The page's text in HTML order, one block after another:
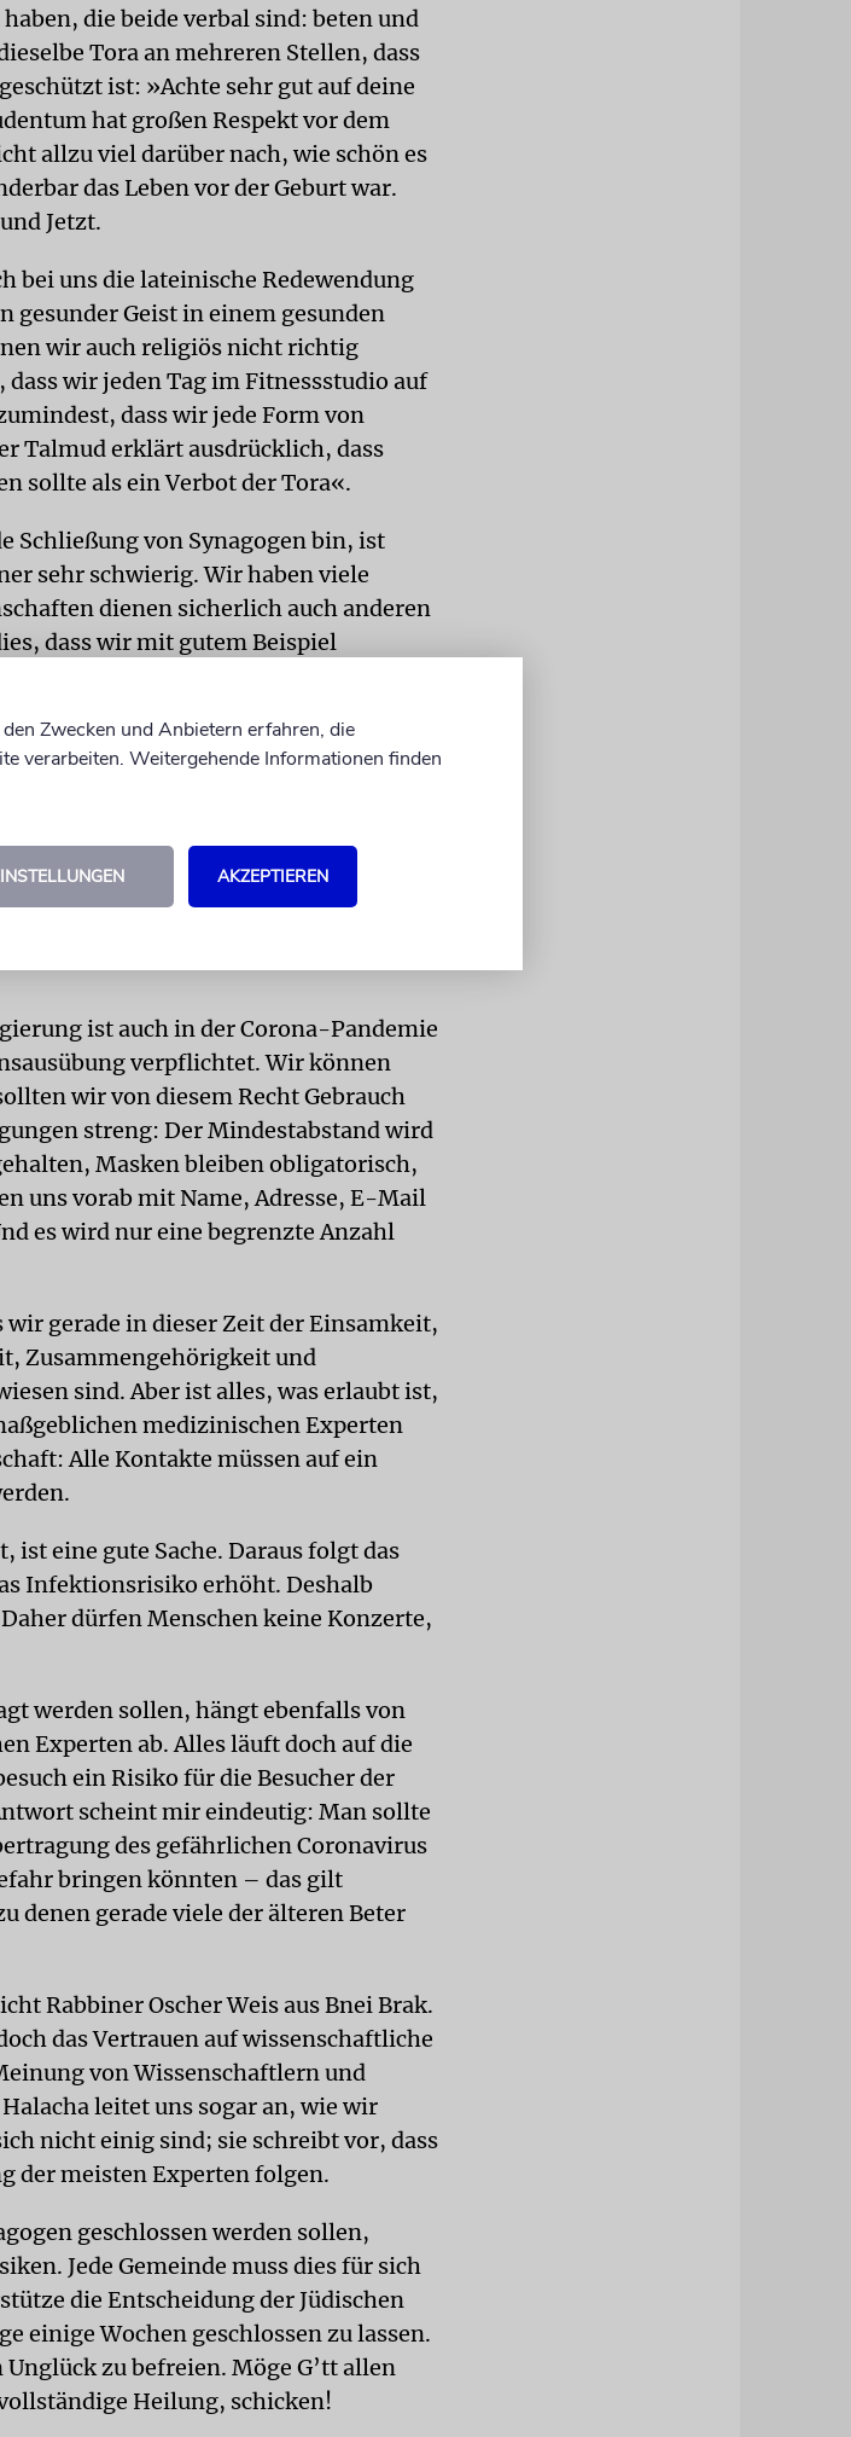
die beide verbal sind: beten und
Tora an mehreren Stellen, dass
ist: »Achte sehr gut auf deine
hat großen Respekt vor dem
allzu viel darüber nach, wie schön es
das Leben vor der Geburt war.
Jetzt.
bei uns die lateinische Redewendung
gesunder Geist in einem gesunden
wir auch religiös nicht richtig
wir jeden Tag im Fitnessstudio auf
dass wir jede Form von
Talmud erklärt ausdrücklich, dass
sollte als ein Verbot der Tora«.
Schließung von Synagogen bin, ist
sehr schwierig. Wir haben viele
dienen sicherlich auch anderen
dass wir mit gutem Beispiel
unsere Aufgabe, sondern unser
auch eine individuelle
wir also die Synagogen auch am
– schließen? Aber die entscheidende
ist auch in der Corona-Pandemie
verpflichtet. Wir können
wir von diesem Recht Gebrauch
streng: Der Mindestabstand wird
Masken bleiben obligatorisch,
uns vorab mit Name, Adresse, E-Mail
es wird nur eine begrenzte Anzahl
gerade in dieser Zeit der Einsamkeit,
Zusammengehörigkeit und
sind. Aber ist alles, was erlaubt ist,
medizinischen Experten
Alle Kontakte müssen auf ein
ist eine gute Sache. Daraus folgt das
Infektionsrisiko erhöht. Deshalb
dürfen Menschen keine Konzerte,
werden sollen, hängt ebenfalls von
Experten ab. Alles läuft doch auf die
ein Risiko für die Besucher der
scheint mir eindeutig: Man sollte
des gefährlichen Coronavirus
bringen könnten – das gilt
denen gerade viele der älteren Beter
Rabbiner Oscher Weis aus Bnei Brak.
das Vertrauen auf wissenschaftliche
von Wissenschaftlern und
leitet uns sogar an, wie wir
nicht einig sind; sie schreibt vor, dass
der meisten Experten folgen.
geschlossen werden sollen,
Jede Gemeinde muss dies für sich
die Entscheidung der Jüdischen
einige Wochen geschlossen zu lassen.
zu befreien. Möge G’tt allen
Heilung, schicken!
Zwecken und Anbietern erfahren, die
verarbeiten. Weitergehende Informationen finden
AKZEPTIEREN